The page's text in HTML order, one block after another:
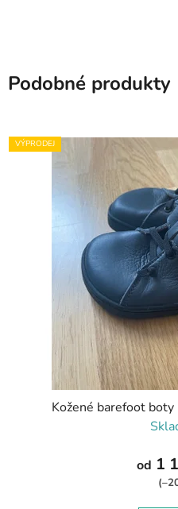
Podobné produkty
VÝPRODEJ
Kožené barefoot
od 1